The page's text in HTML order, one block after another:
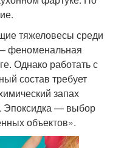
тяжеловесы среди
феноменальная
Однако работать с
состав требует
запах
Эпоксидка — выбор
объектов».